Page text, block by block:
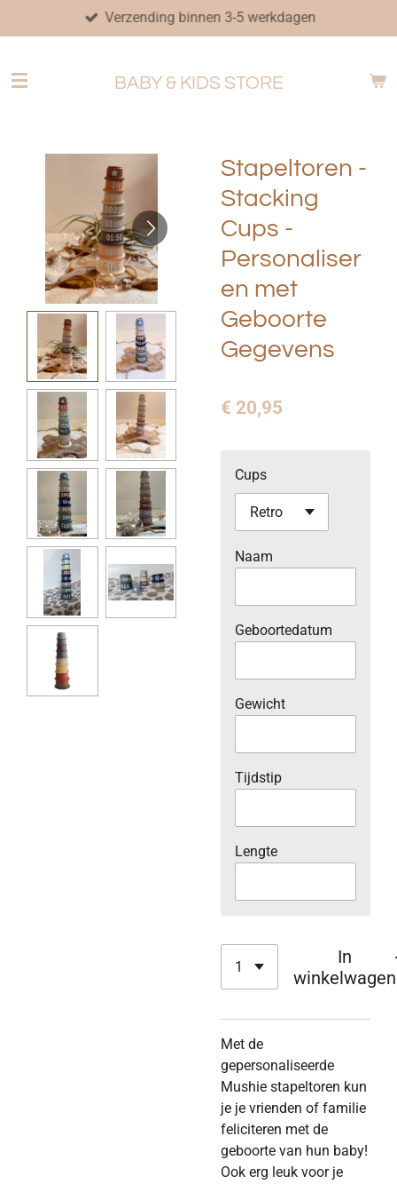
direct
de
Verzending binnen 3-5 werkdagen
BABY & KIDS STORE
Stapeltoren -
Stacking
Cups -
Personaliser
en met
Geboorte
Gegevens
€ 20,95
Cups
Naam
Geboortedatum
Gewicht
Tijdstip
Lengte
In
winkelwagen
Met de
gepersonaliseerde
Mushie stapeltoren kun
je je vrienden of familie
feliciteren met de
geboorte van hun baby!
Ook erg leuk voor je